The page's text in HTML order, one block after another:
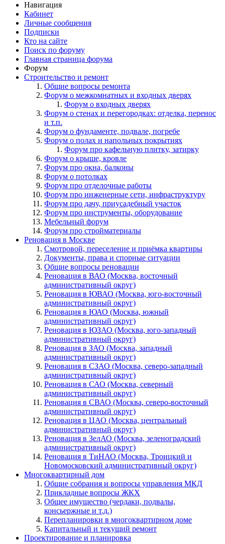
Навигация
Кабинет
Личные сообщения
Подписки
Кто на сайте
Поиск по форуму
Главная страница форума
Форум
Строительство и ремонт
Общие вопросы ремонта
Форум о межкомнатных и входных дверях
Форум о входных дверях
Форум о стенах и перегородках: отделка, перенос
и т.п.
Форум о фундаменте, подвале, погребе
Форум о полах и напольных покрытиях
Форум про кафельную плитку, затирку
Форум о крыше, кровле
Форум про окна, балконы
Форум о потолках
Форум про отделочные работы
Форум про инженерные сети, инфраструктуру
Форум про дачу, приусадебный участок
Форум про инструменты, оборудование
Мебельный форум
Форум про стройматериалы
Реновация в Москве
Смотровой, переселение и приёмка квартиры
Документы, права и спорные ситуации
Общие вопросы реновации
Реновация в ВАО (Москва, восточный
административный округ)
Реновация в ЮВАО (Москва, юго-восточный
административный округ)
Реновация в ЮАО (Москва, южный
административный округ)
Реновация в ЮЗАО (Москва, юго-западный
административный округ)
Реновация в ЗАО (Москва, западный
административный округ)
Реновация в СЗАО (Москва, северо-западный
административный округ)
Реновация в САО (Москва, северный
административный округ)
Реновация в СВАО (Москва, северо-восточный
административный округ)
Реновация в ЦАО (Москва, центральный
административный округ)
Реновация в ЗелАО (Москва, зеленоградский
административный округ)
Реновация в ТиНАО (Москва, Троицкий и
Новомосковский административный округ)
Многоквартирный дом
Общие собрания и вопросы управления МКД
Прикладные вопросы ЖКХ
Общее имущество (чердаки, подвалы,
консьержные и т.д.)
Перепланировки в многоквартирном доме
Капитальный и текущий ремонт
Проектирование и планировка